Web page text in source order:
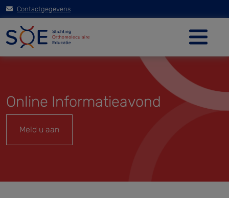
Contactgegevens
Online Informatieavond
Meld u aan